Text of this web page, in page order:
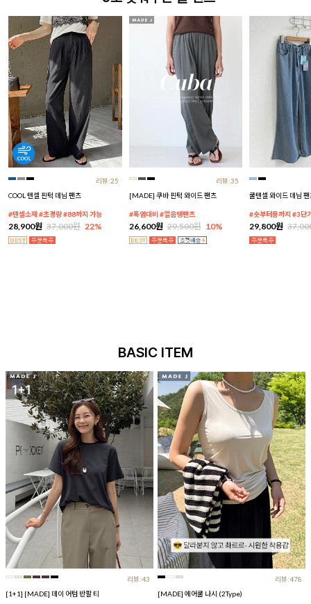
리뷰:25
COOL 텐셀 핀턱 데님 팬츠
#텐셀소재 #초경량 #88까지 가능
28,900원 37,000원 22%
리뷰:35
[MADE] 쿠바 핀턱 와이드 팬츠
#폭염대비 #얼음땡팬츠
26,600원 29,500원 10%
쿨텐셀 와이드 데님 팬
#숏부터롱까지 #3단
29,800원
BASIC ITEM
리뷰:43
[1+1] [MADE] 데이 어텀 반팔 티
리뷰:478
[MADE] 에어쿨 나시 (2Type)